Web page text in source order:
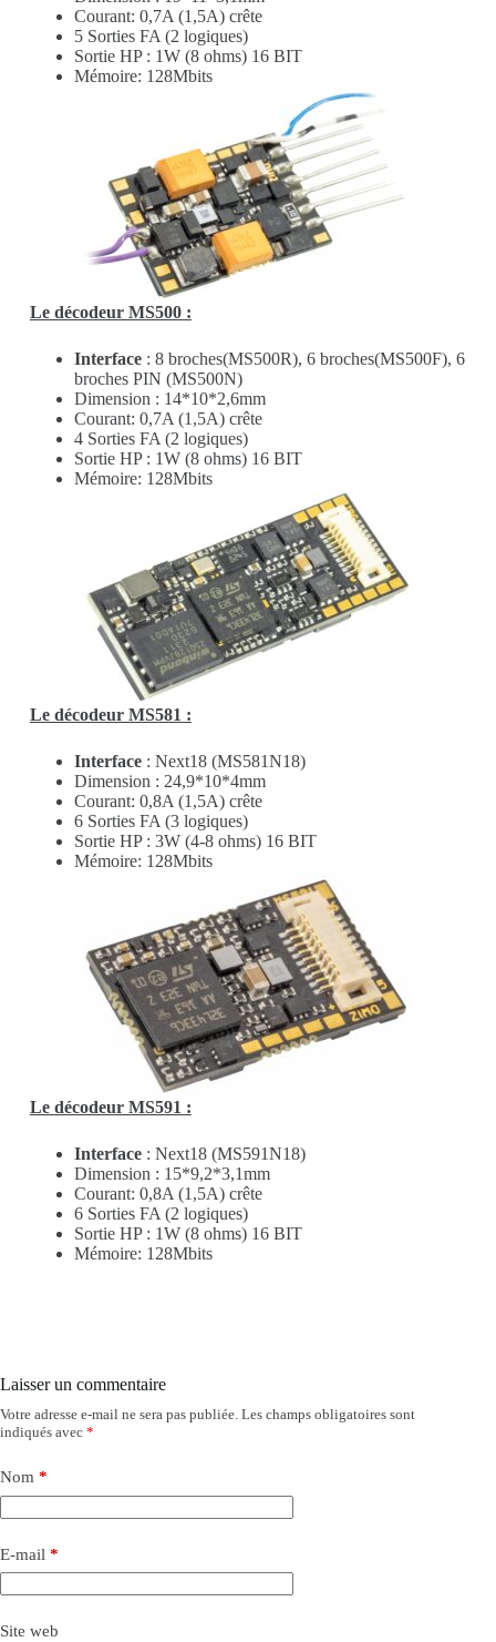
Courant: 0,7A (1,5A) crête
5 Sorties FA (2 logiques)
Sortie HP : 1W (8 ohms) 16 BIT
Mémoire: 128Mbits
Le décodeur MS500 :
Interface: 8 broches(MS500R), 6 broches(MS500F), 6
broches PIN (MS500N)
Dimension : 14*10*2,6mm
Courant: 0,7A (1,5A) crête
4 Sorties FA (2 logiques)
Sortie HP : 1W (8 ohms) 16 BIT
Mémoire: 128Mbits
Le décodeur MS581 :
Interface: Next18 (MS581N18)
Dimension : 24,9*10*4mm
Courant: 0,8A (1,5A) crête
6 Sorties FA (3 logiques)
Sortie HP : 3W (4-8 ohms) 16 BIT
Mémoire: 128Mbits
Le décodeur MS591 :
Interface: Next18 (MS591N18)
Dimension : 15*9,2*3,1mm
Courant: 0,8A (1,5A) crête
6 Sorties FA (2 logiques)
Sortie HP : 1W (8 ohms) 16 BIT
Mémoire: 128Mbits
Laisser un commentaire
Votre adresse e-mail ne sera pas publiée. Les champs obligatoires sont
indiqués avec *
Nom *
E-mail *
Site web